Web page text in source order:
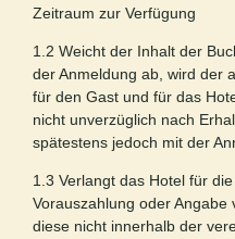
Zeitraum zur Verfügung
1.2 Weicht der Inhalt der
der Anmeldung ab, wird der
für den Gast und für das
nicht unverzüglich nach
spätestens jedoch mit der
1.3 Verlangt das Hotel für
Vorauszahlung oder
diese nicht innerhalb der